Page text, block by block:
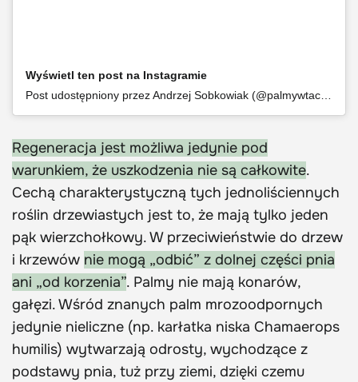
Wyświetl ten post na Instagramie
Post udostępniony przez Andrzej Sobkowiak (@palmywtaczanowie)
Regeneracja jest możliwa jedynie pod
warunkiem, że uszkodzenia nie są całkowite.
Cechą charakterystyczną tych jednoliściennych
roślin drzewiastych jest to, że mają tylko jeden
pąk wierzchołkowy. W przeciwieństwie do drzew
i krzewów nie mogą „odbić” z dolnej części pnia
ani „od korzenia”. Palmy nie mają konarów,
gałęzi. Wśród znanych palm mrozoodpornych
jedynie nieliczne (np. karłatka niska Chamaerops
humilis) wytwarzają odrosty, wychodzące z
podstawy pnia, tuż przy ziemi, dzięki czemu